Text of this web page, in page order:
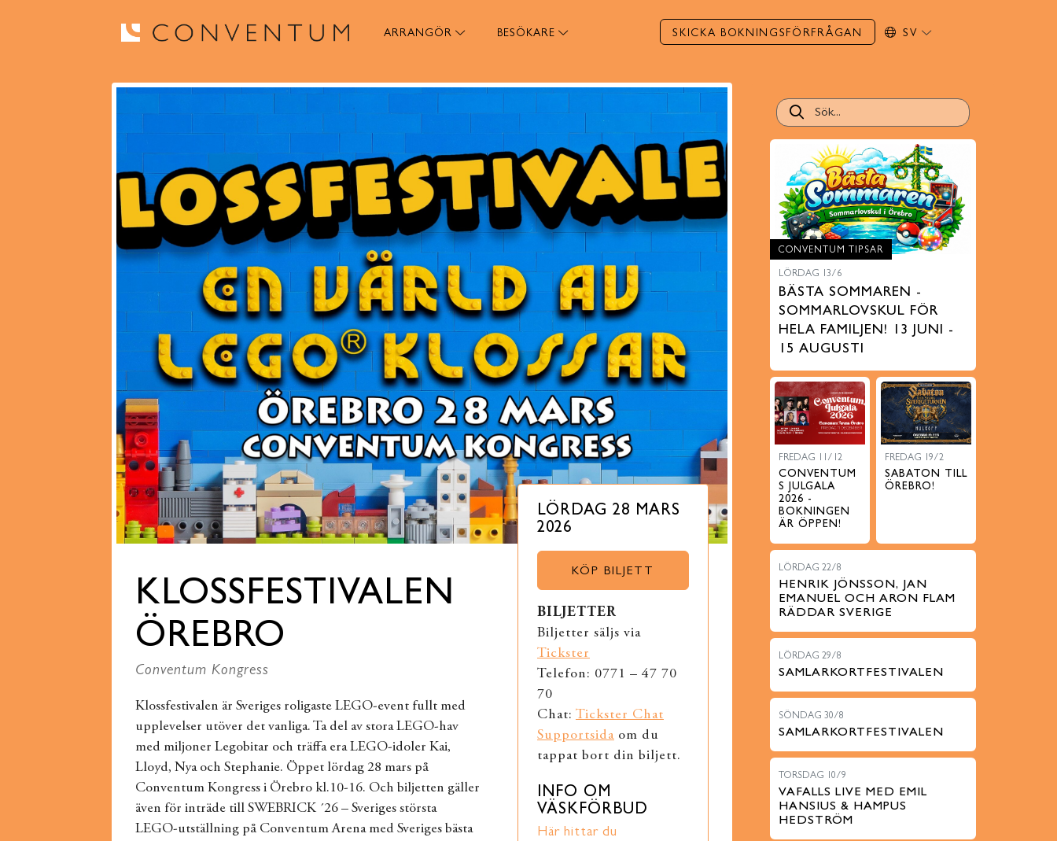
ARRANGÖR BESÖKARE SKICKA BOKNINGSFÖRFRÅGAN SV
KLOSSFESTIVALEN
ÖREBRO
Conventum Kongress
Klossfestivalen är Sveriges roligaste LEGO-event fullt med
upplevelser utöver det vanliga. Ta del av stora LEGO-hav
med miljoner Legobitar och träffa era LEGO-idoler Kai,
Lloyd, Nya och Stephanie. Öppet lördag 28 mars på
Conventum Kongress i Örebro kl.10-16. Och biljetten gäller
även för inträde till SWEBRICK ´26 – Sveriges största
LEGO-utställning på Conventum Arena med Sveriges bästa
LÖRDAG 28 MARS
2026
KÖP BILJETT
BILJETTER
Biljetter säljs via
Tickster
Telefon: 0771 – 47 70
70
Chat: Tickster Chat
Supportsida om du
tappat bort din biljett.
INFO OM
VÄSKFÖRBUD
Här hittar du
CONVENTUM TIPSAR
LÖRDAG 13/6
BÄSTA SOMMAREN -
SOMMARLOVSKUL FÖR
HELA FAMILJEN! 13 JUNI -
15 AUGUSTI
FREDAG 11/12
CONVENTUM
S JULGALA
2026 -
BOKNINGEN
ÄR ÖPPEN!
FREDAG 19/2
SABATON TILL
ÖREBRO!
LÖRDAG 22/8
HENRIK JÖNSSON, JAN
EMANUEL OCH ARON FLAM
RÄDDAR SVERIGE
LÖRDAG 29/8
SAMLARKORTFESTIVALEN
SÖNDAG 30/8
SAMLARKORTFESTIVALEN
TORSDAG 10/9
VAFALLS LIVE MED EMIL
HANSIUS & HAMPUS
HEDSTRÖM